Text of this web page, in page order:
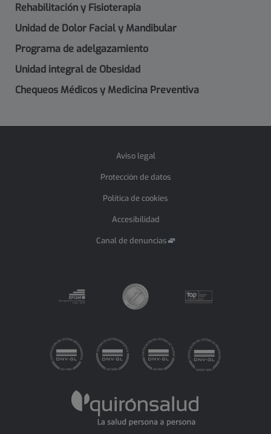
Rehabilitación y Fisioterapia
Unidad de Dolor Facial y Mandibular
Programa de adelgazamiento
Unidad integral de Obesidad
Chequeos Médicos y Medicina Preventiva
Aviso legal
Protección de datos
Política de cookies
Accesibilidad
Canal de denuncias